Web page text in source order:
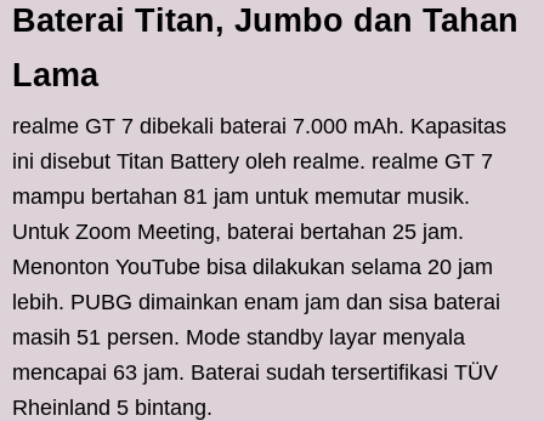
Baterai Titan, Jumbo dan Tahan
Lama
realme GT 7 dibekali baterai 7.000 mAh. Kapasitas
ini disebut Titan Battery oleh realme. realme GT 7
mampu bertahan 81 jam untuk memutar musik.
Untuk Zoom Meeting, baterai bertahan 25 jam.
Menonton YouTube bisa dilakukan selama 20 jam
lebih. PUBG dimainkan enam jam dan sisa baterai
masih 51 persen. Mode standby layar menyala
mencapai 63 jam. Baterai sudah tersertifikasi TÜV
Rheinland 5 bintang.